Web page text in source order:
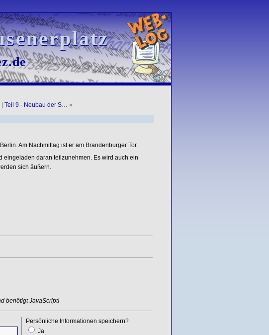
Teil 9 - Neubau der S… »
Am Nachmittag ist er am Brandenburger Tor.
eingeladen daran teilzunehmen. Es wird auch ein
sich äußern.
benötigt JavaScript!
Persönliche Informationen speichern?
Ja